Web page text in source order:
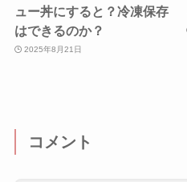
ュー丼にすると？冷凍保存
はできるのか？
2025年8月21日
コメント